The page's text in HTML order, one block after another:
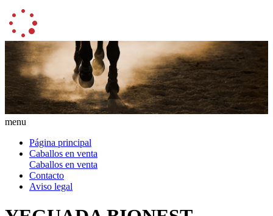
menu
Página principal
Caballos en venta
Caballos en venta
Contacto
Aviso legal